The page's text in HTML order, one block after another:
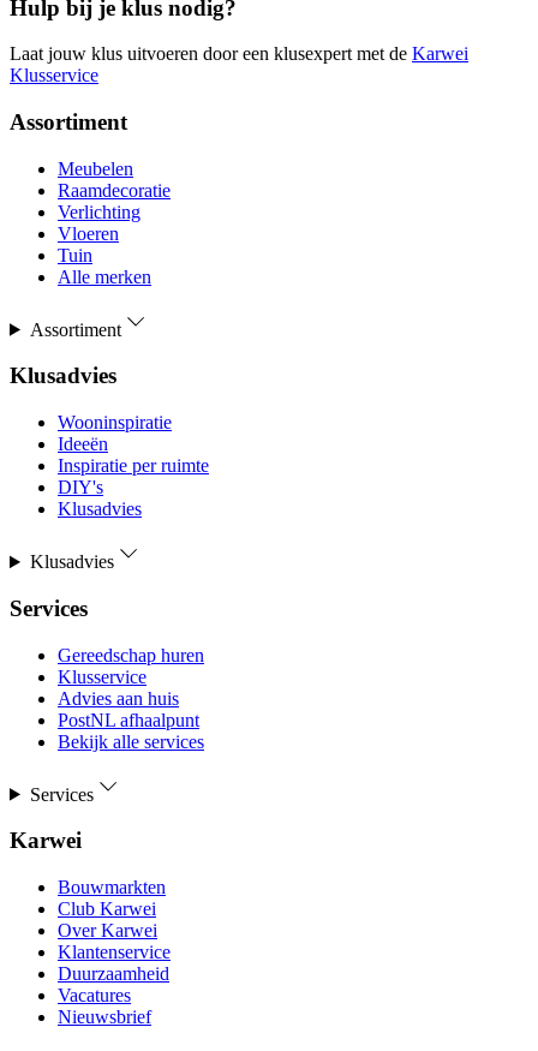
Hulp bij je klus nodig?
Laat jouw klus uitvoeren door een klusexpert met de Karwei
Klusservice
Assortiment
Meubelen
Raamdecoratie
Verlichting
Vloeren
Tuin
Alle merken
Assortiment
Klusadvies
Wooninspiratie
Ideeën
Inspiratie per ruimte
DIY's
Klusadvies
Klusadvies
Services
Gereedschap huren
Klusservice
Advies aan huis
PostNL afhaalpunt
Bekijk alle services
Services
Karwei
Bouwmarkten
Club Karwei
Over Karwei
Klantenservice
Duurzaamheid
Vacatures
Nieuwsbrief